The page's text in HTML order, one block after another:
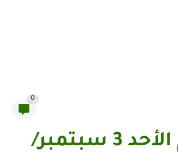
0
أبراج يوم الأحد 3 سبتمبر/